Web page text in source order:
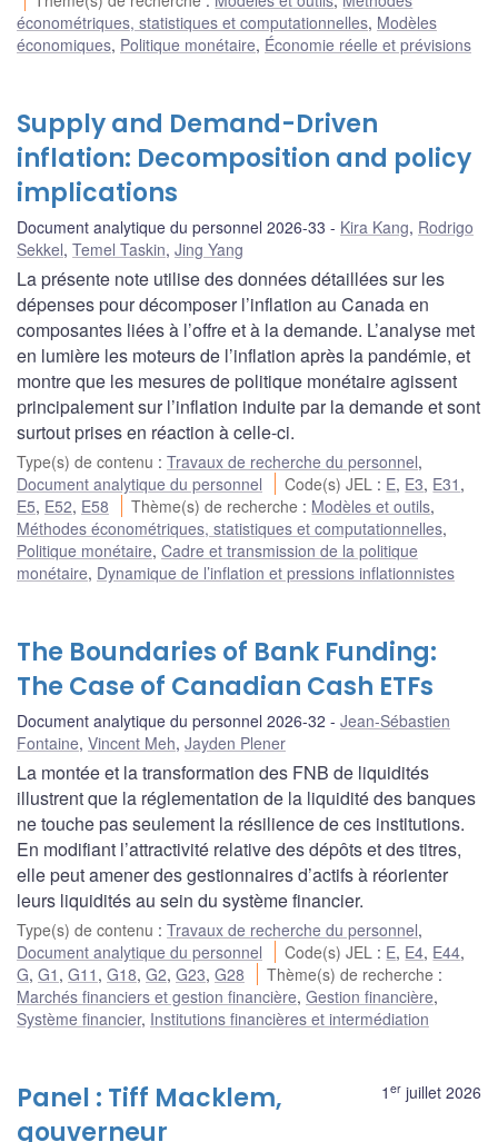
économétriques, statistiques et computationnelles, Modèles
économiques, Politique monétaire, Économie réelle et prévisions
Supply and Demand-Driven
inflation: Decomposition and policy
implications
Document analytique du personnel 2026-33 Kira Kang, Rodrigo
Sekkel, Temel Taskin, Jing Yang
La présente note utilise des données détaillées sur les
dépenses pour décomposer l’inflation au Canada en
composantes liées à l’offre et à la demande. L’analyse met
en lumière les moteurs de l’inflation après la pandémie, et
montre que les mesures de politique monétaire agissent
principalement sur l’inflation induite par la demande et sont
surtout prises en réaction à celle-ci.
Type(s) de contenu : Travaux de recherche du personnel,
Document analytique du personnel
Code(s) JEL : E, E3, E31 ,
E5, E52, E58 Thème(s) de recherche : Modèles et outils,
Méthodes économétriques, statistiques et computationnelles,
Politique monétaire, Cadre et transmission de la politique
monétaire, Dynamique de l’inflation et pressions inflationnistes
The Boundaries of Bank Funding:
The Case of Canadian Cash ETFs
Document analytique du personnel 2026-32
Jean-Sébastien
Fontaine, Vincent Meh, Jayden Plener
La montée et la transformation des FNB de liquidités
illustrent que la réglementation de la liquidité des banques
ne touche pas seulement la résilience de ces institutions.
En modifiant l’attractivité relative des dépôts et des titres,
elle peut amener des gestionnaires d’actifs à réorienter
leurs liquidités au sein du système financier.
Type(s) de contenu : Travaux de recherche du personnel,
Document analytique du personnel
Code(s) JEL : E, E4, E44,
G, G1 , G11 , G18, G2, G23, G28 Thème(s) de recherche :
Marchés financiers et gestion financière, Gestion financière,
Système financier, Institutions financières et intermédiation
1 er juillet 2026
Panel : Tiff Macklem,
gouverneur